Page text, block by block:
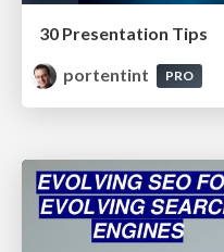
30 Presentation Tips
portentint
PRO